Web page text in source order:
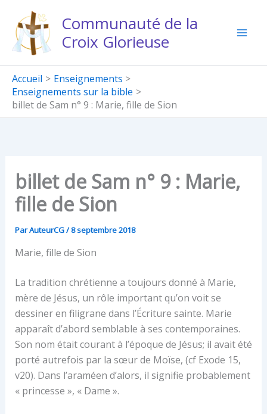
contenu
Communauté de la
Croix Glorieuse
Accueil
Enseignements
Enseignements sur la bible
billet de Sam n° 9 : Marie, fille de Sion
billet de Sam n° 9 : Marie,
fille de Sion
ParAuteurCG/8 septembre 2018
Marie, fille de Sion
La tradition chrétienne a toujours donné à Marie,
mère de Jésus, un rôle important qu’on voit se
dessiner en filigrane dans l’Écriture sainte. Marie
apparaît d’abord semblable à ses contemporaines.
Son nom était courant à l’époque de Jésus; il avait été
porté autrefois par la sœur de Moïse, (cf Exode 15,
v20). Dans l’araméen d’alors, il signifie probablement
« princesse », « Dame ».